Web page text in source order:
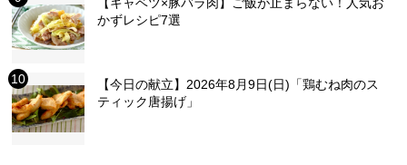
かずレシピ7選
【今日の献立】2026年8月9日(日)「鶏むね肉のス
ティック唐揚げ」